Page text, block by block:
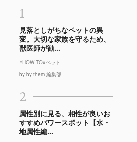
1
見落としがちなペットの異
変。大切な家族を守るため、
獣医師が勧...
#HOW TO#ペット
by by them 編集部
2
属性別に見る、相性が良いお
すすめパワースポット【水・
地属性編...